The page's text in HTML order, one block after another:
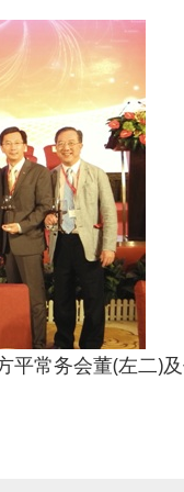
平常务会董(左二)